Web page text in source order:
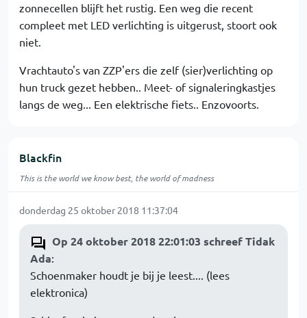
zonnecellen blijft het rustig. Een weg die recent
compleet met LED verlichting is uitgerust, stoort ook
niet.
Vrachtauto's van ZZP'ers die zelf (sier)verlichting op
hun truck gezet hebben.. Meet- of signaleringkastjes
langs de weg... Een elektrische fiets.. Enzovoorts.
Blackfin
This is the world we know best, the world of madness
donderdag 25 oktober 2018 11:37:04
Op 24 oktober 2018 22:01:03 schreef Tidak
Ada:
Schoenmaker houdt je bij je leest.... (lees
elektronica)